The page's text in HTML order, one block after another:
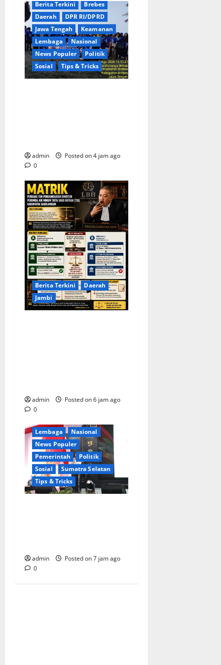
Berita Terkini
Brebes
Daerah
DPR RI/DPRD
Jawa Tengah
Keamanan
Lembaga
Nasional
News Populer
Politik
Sosial
Tips & Tricks
admin
Posted on 4 jam ago
0
Berita Terkini
Daerah
Jambi
admin
Posted on 6 jam ago
0
Berita Terkini
Ekonomi
Lembaga
Nasional
News Populer
Pemerintah
Politik
Sosial
Sumatra Selatan
Tips & Tricks
admin
Posted on 7 jam ago
0